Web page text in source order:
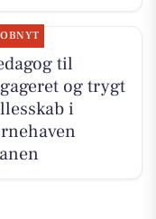
til
og trygt
i